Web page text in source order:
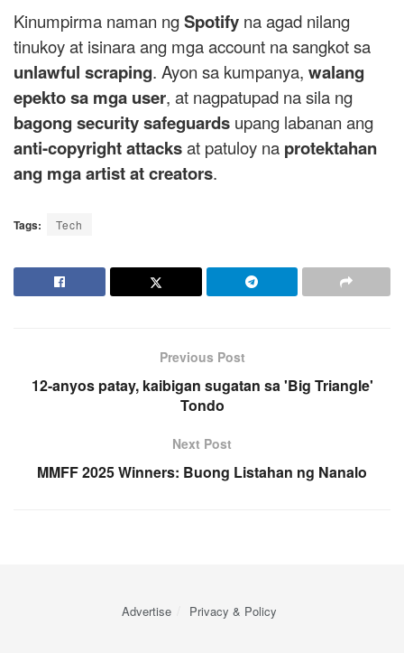
Kinumpirma naman ngSpotify na agad nilang
tinukoy at isinara ang mga account na sangkot sa
unlawful scraping. Ayon sa kumpanya, walang
epekto sa mga user, at nagpatupad na sila ng
bagong security safeguards upang labanan ang
anti-copyright attacksat patuloy na protektahan
ang mga artist at creators.
Tags: Tech
Previous Post
12-anyos patay, kaibigan sugatan sa 'Big Triangle'
Tondo
Next Post
MMFF 2025 Winners: Buong Listahan ng Nanalo
Advertise Privacy & Policy